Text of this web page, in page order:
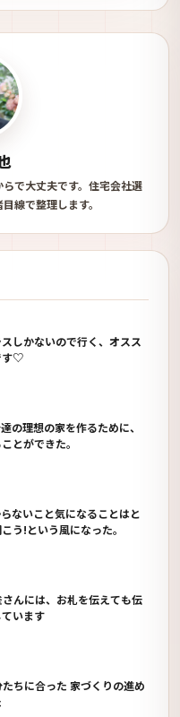
らで大丈夫です。住宅会社選
線で整理します。
スしかないので行く、オスス
す♡
の理想の家を作るために、
とができた。
らないこと気になることはと
う!という風になった。
さんには、お札を伝えても伝
います
たちに合った 家づくりの進め